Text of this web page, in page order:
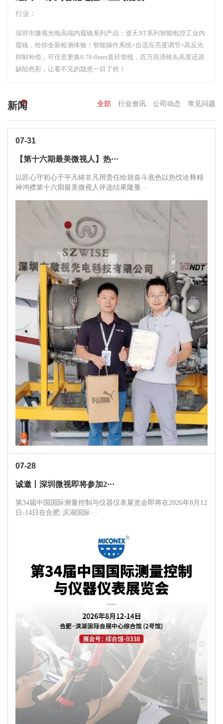
行业：
深圳市微视光电高端内窥镜系列产品：巡天XT系列智能电控工业内
窥镜，给你全新检测体验！智能操作系统+自适应亮度调节+高反光
抑制补偿，可任意更换0.78-8mm直径管线，百万高清镜头高度还原
缺陷色彩，让看不见的隐患一目了然！
新闻 全部 行业资讯 公司动态 常见问题
07-31
【第十六期最美微视人】热···
以匠心守初心于平凡铸非凡用责任绘就奋斗底色以热忱诠释精
神鸿襟第十六期最美微视人评选结果隆重···
07-28
诚邀丨深圳微视即将参加2···
第34届中国国际测量控制与仪器仪表展览会即将在2026年8月12
日-14日在合肥·滨湖国际···